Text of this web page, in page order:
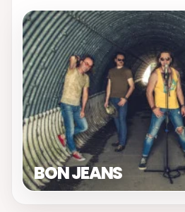
BON JEANS